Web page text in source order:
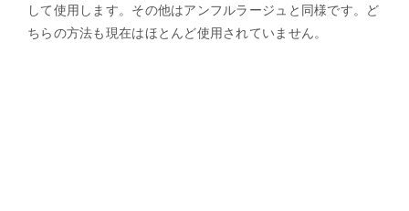
して使用します。その他はアンフルラージュと同様です。ど
ちらの方法も現在はほとんど使用されていません。